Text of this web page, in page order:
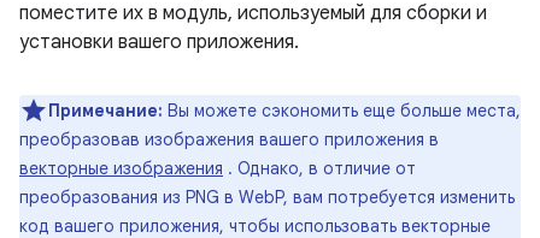
поместите их в модуль, используемый для сборки и
установки вашего приложения.
Примечание: Вы можете сэкономить еще больше места,
преобразовав изображения вашего приложения в
векторные изображения . Однако, в отличие от
преобразования из PNG в WebP, вам потребуется изменить
код вашего приложения, чтобы использовать векторные